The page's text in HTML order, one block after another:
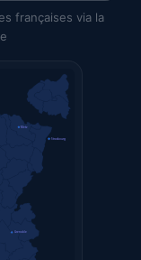
françaises via la
Strasbourg
Grenoble
Metz